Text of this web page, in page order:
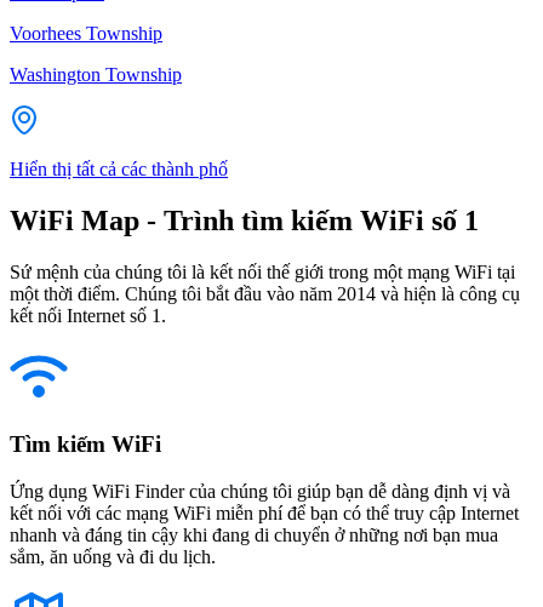
Voorhees Township
Washington Township
Hiển thị tất cả các thành phố
WiFi Map - Trình tìm kiếm WiFi số 1
Sứ mệnh của chúng tôi là kết nối thế giới trong một mạng WiFi tại
một thời điểm. Chúng tôi bắt đầu vào năm 2014 và hiện là công cụ
kết nối Internet số 1.
Tìm kiếm WiFi
Ứng dụng WiFi Finder của chúng tôi giúp bạn dễ dàng định vị và
kết nối với các mạng WiFi miễn phí để bạn có thể truy cập Internet
nhanh và đáng tin cậy khi đang di chuyển ở những nơi bạn mua
sắm, ăn uống và đi du lịch.